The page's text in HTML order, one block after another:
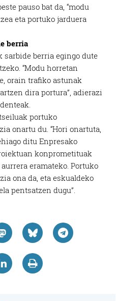
pauso bat da, “modu
eta portuko jarduera
berria
sarbide berria egingo dute
“Modu horretan
orain trafiko astunak
dira portura”, adierazi
portuko
onartu du. “Hori onartuta,
ditu Enpresako
konprometituak
eramateko. Portuko
ona da, eta eskualdeko
pentsatzen dugu”.